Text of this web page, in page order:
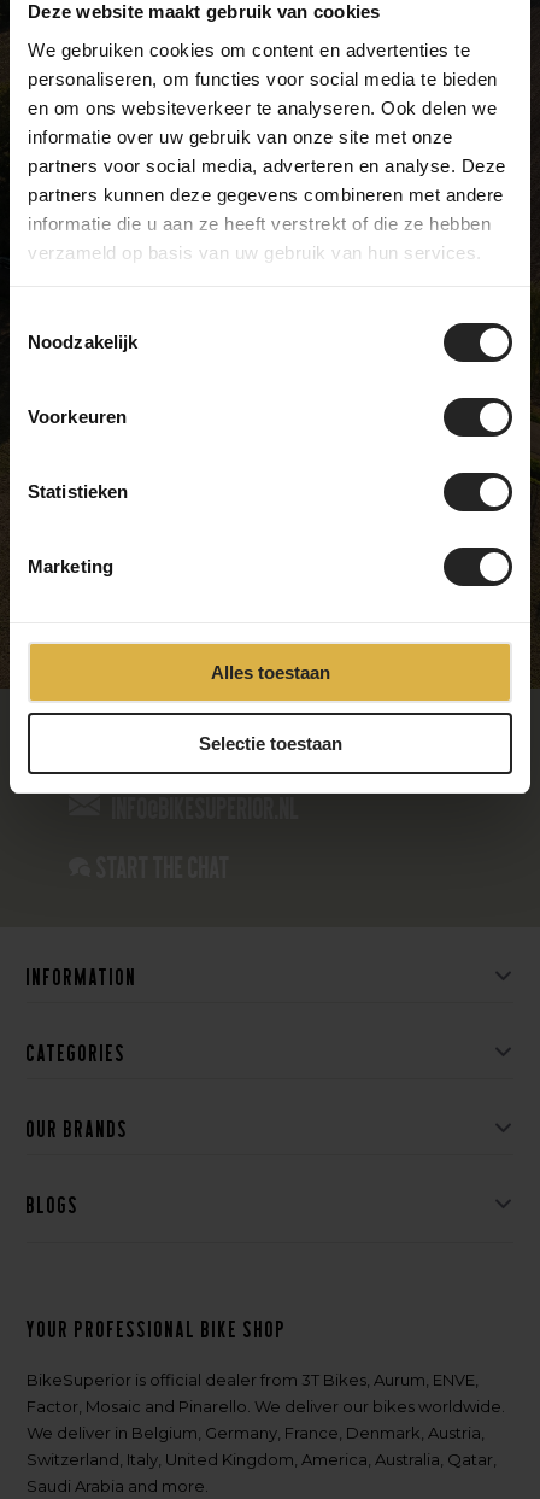
Deze website maakt gebruik van cookies
We gebruiken cookies om content en advertenties te
personaliseren, om functies voor social media te bieden
en om ons websiteverkeer te analyseren. Ook delen we
informatie over uw gebruik van onze site met onze
partners voor social media, adverteren en analyse. Deze
partners kunnen deze gegevens combineren met andere
informatie die u aan ze heeft verstrekt of die ze hebben
verzameld op basis van uw gebruik van hun services.
Noodzakelijk
Voorkeuren
Statistieken
Marketing
Alles toestaan
Selectie toestaan
showroom and discover it for
yourself!
BikeSuperior
De Joncheerelaan 25
7441 HA Nijverdal
The Netherlands
Monday
Saturday
085-4866235
Information
Categories
Our brands
Blogs
Your professional bike shop
BikeSuperior is official dealer from 3T Bikes, Aurum, ENVE,
Factor, Mosaic and Pinarello. We deliver our bikes worldwide.
We deliver in Belgium, Germany, France, Denmark, Austria,
Switzerland, Italy, United Kingdom, America, Australia, Qatar,
Saudi Arabia and more.